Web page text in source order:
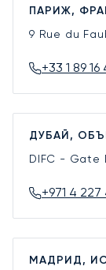
ПАРИЖ,
9 Rue du
+33 1 89
ДУБАЙ,
DIFC - Gate
+971 4
МАДРИД,